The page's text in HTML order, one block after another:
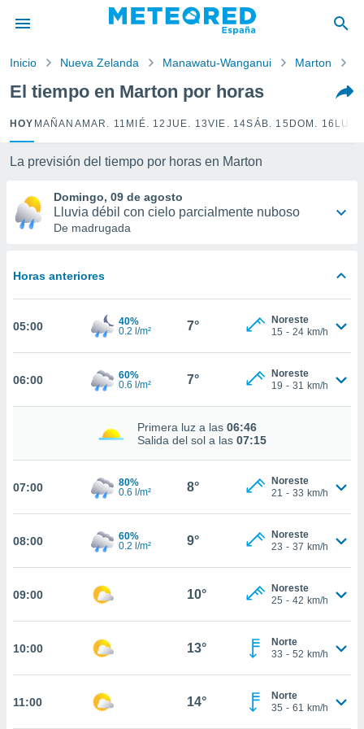
por
para
que se
calidad.
a este
y
digital
permite
seguir
a la
todas
nuestros
nos
análisis
perfil
y
en
CONFIGURACIÓN
Inicio Nueva Zelanda Manawatu-Wanganui Marton
El tiempo en Marton por horas
HOY MAÑANA MAR. 11 MIÉ. 12 JUE. 13VIE. 14SÁB. 15 DOM. 16
La previsión del tiempo por horas en Marton
Domingo, 09 de agosto
Lluvia débil con cielo parcialmente nuboso
De madrugada
Horas anteriores
05:00
40%
0.2 l/m²
7°
Noreste
15 - 24 km/h
06:00
60%
0.6 l/m²
7°
Noreste
19 - 31 km/h
Primera luz a las 06:46
Salida del sol a las 07:15
07:00
80%
0.6 l/m²
8°
Noreste
21 - 33 km/h
08:00
60%
0.2 l/m²
9°
Noreste
23 - 37 km/h
09:00 10°
Noreste
25 - 42 km/h
10:00 13°
Norte
33 - 52 km/h
11:00 14°
Norte
35 - 61 km/h